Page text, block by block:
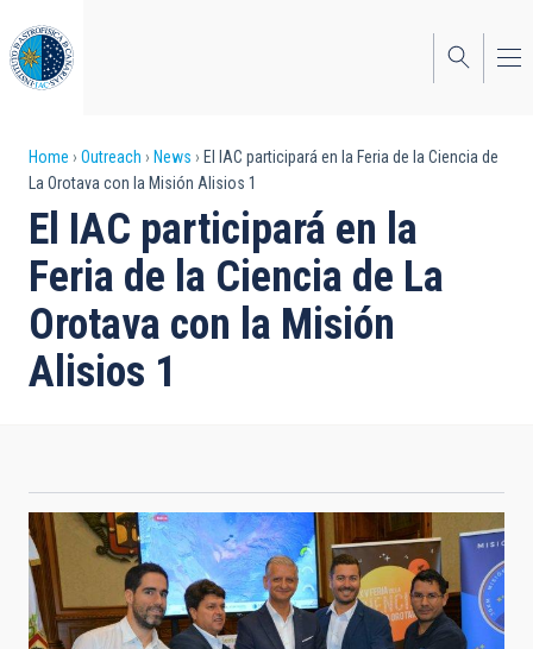
to
main
content
Breadcrumb
Home Outreach News
El IAC participará en la Feria de la Ciencia de
La Orotava con la Misión Alisios 1
El IAC participará en la
Feria de la Ciencia de La
Orotava con la Misión
Alisios 1